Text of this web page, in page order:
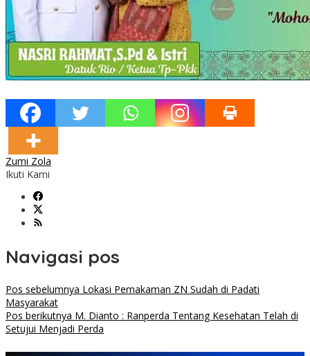
Zumi Zola
Ikuti Kami
Navigasi pos
Pos sebelumnya Lokasi Pemakaman ZN Sudah di Padati
Masyarakat
Pos berikutnya M. Dianto : Ranperda Tentang Kesehatan Telah di
Setujui Menjadi Perda